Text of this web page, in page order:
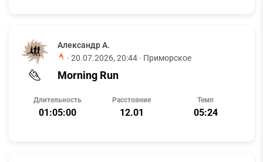
Александр А.
· 20.07.2026, 20:44 · Приморское
Morning Run
Длительность
01:05:00
Расстояние
12.01
Темп
05:24